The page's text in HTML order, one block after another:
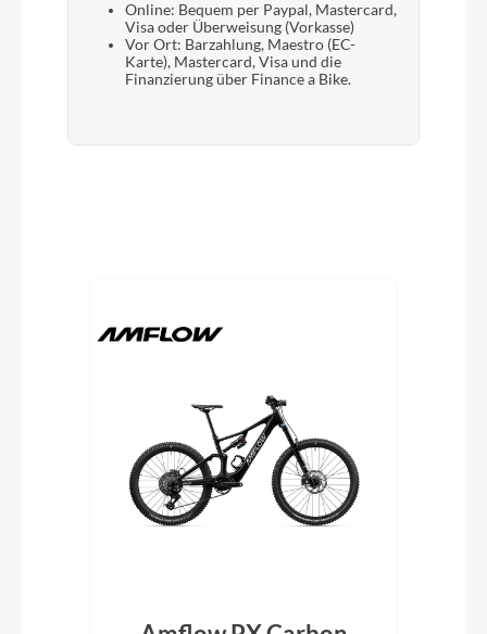
Online: Bequem per Paypal, Mastercard,
Visa oder Überweisung (Vorkasse)
Vor Ort: Barzahlung, Maestro (EC-
Karte), Mastercard, Visa und die
Finanzierung über Finance a Bike.